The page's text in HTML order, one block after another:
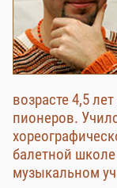
возрасте 4,5
пионеров.
балетной
музыкальном